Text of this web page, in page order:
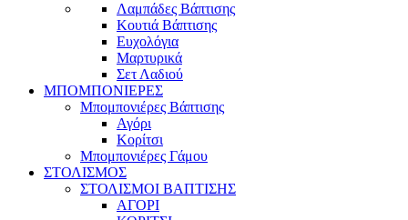
Λαμπάδες Βάπτισης
Κουτιά Βάπτισης
Ευχολόγια
Μαρτυρικά
Σετ Λαδιού
ΜΠΟΜΠΟΝΙΕΡΕΣ
Μπομπονιέρες Βάπτισης
Αγόρι
Κορίτσι
Μπομπονιέρες Γάμου
ΣΤΟΛΙΣΜΟΣ
ΣΤΟΛΙΣΜΟΙ ΒΑΠΤΙΣΗΣ
ΑΓΟΡΙ